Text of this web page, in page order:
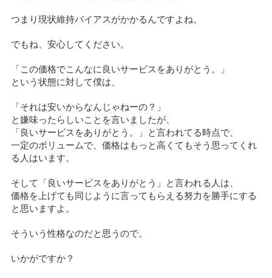
つまり現状維持バイアスがかかるんですよね。
でもね、安心してください。
「この価格でこんなに良いサービスをありがとう。」
という状態に対して僕は、
「それは安いからなんじゃねーの？」
と嫌味ったらしいことを言いましたが、
「良いサービスをありがとう。」と言われてる時点で、
一定のボリュームで、価格はもっと高くてもそう思ってくれ
る人はいます。
そして「良いサービスをありがとう」と言われる人は、
価格を上げても同じように言ってもらえる努力を勝手にする
と思いますよ。
そういう性格なのだと思うので。
いかがですか？